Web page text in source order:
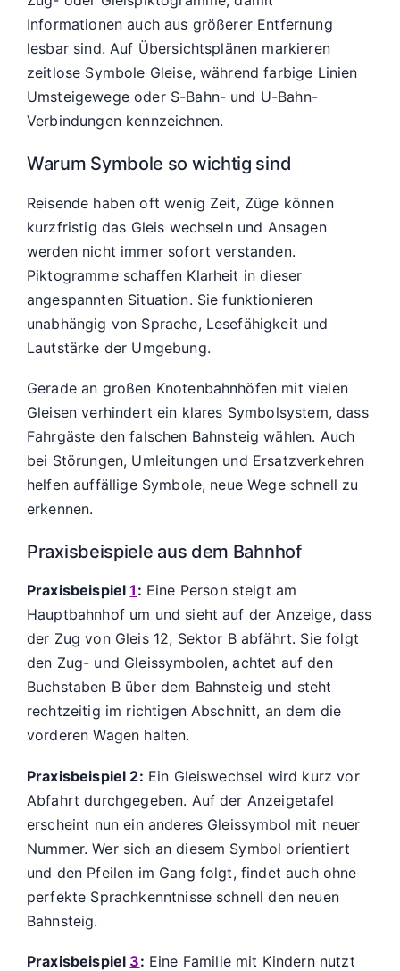
Informationen auch aus größerer Entfernung
lesbar sind. Auf Übersichtsplänen markieren
zeitlose Symbole Gleise, während farbige Linien
Umsteigewege oder S-Bahn- und U-Bahn-
Verbindungen kennzeichnen.
Warum Symbole so wichtig sind
Reisende haben oft wenig Zeit, Züge können
kurzfristig das Gleis wechseln und Ansagen
werden nicht immer sofort verstanden.
Piktogramme schaffen Klarheit in dieser
angespannten Situation. Sie funktionieren
unabhängig von Sprache, Lesefähigkeit und
Lautstärke der Umgebung.
Gerade an großen Knotenbahnhöfen mit vielen
Gleisen verhindert ein klares Symbolsystem, dass
Fahrgäste den falschen Bahnsteig wählen. Auch
bei Störungen, Umleitungen und Ersatzverkehren
helfen auffällige Symbole, neue Wege schnell zu
erkennen.
Praxisbeispiele aus dem Bahnhof
Praxisbeispiel1 : Eine Person steigt am
Hauptbahnhof um und sieht auf der Anzeige, dass
der Zug von Gleis 12, Sektor B abfährt. Sie folgt
den Zug- und Gleissymbolen, achtet auf den
Buchstaben B über dem Bahnsteig und steht
rechtzeitig im richtigen Abschnitt, an dem die
vorderen Wagen halten.
Praxisbeispiel 2: Ein Gleiswechsel wird kurz vor
Abfahrt durchgegeben. Auf der Anzeigetafel
erscheint nun ein anderes Gleissymbol mit neuer
Nummer. Wer sich an diesem Symbol orientiert
und den Pfeilen im Gang folgt, findet auch ohne
perfekte Sprachkenntnisse schnell den neuen
Bahnsteig.
Praxisbeispiel 3: Eine Familie mit Kindern nutzt